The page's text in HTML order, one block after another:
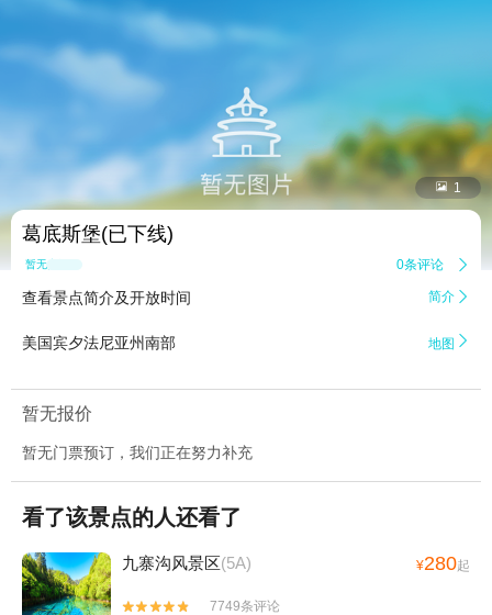
 1
葛底斯堡(已下线)
暂无点评 0条评论 
查看景点简介及开放时间 简介 
美国宾夕法尼亚州南部 地图 
暂无报价
暂无门票预订，我们正在努力补充
看了该景点的人还看了
九寨沟风景区(5A) ¥280起


7749条评论